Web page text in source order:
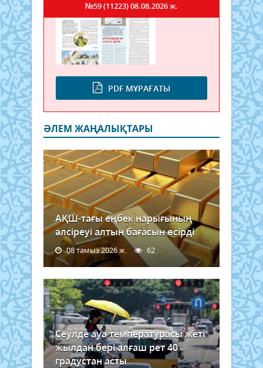
PDF МҰРАҒАТЫ
№59 (11223)08.08.2026 ж.
ӘЛЕМ ЖАҢАЛЫҚТАРЫ
АҚШ-тағы еңбек нарығының
әлсіреуі алтын бағасын өсірді
08 тамыз 2026 ж. 62
Сеулде ауа температурасы жеті
жылдан бері алғаш рет 40
градустан асты